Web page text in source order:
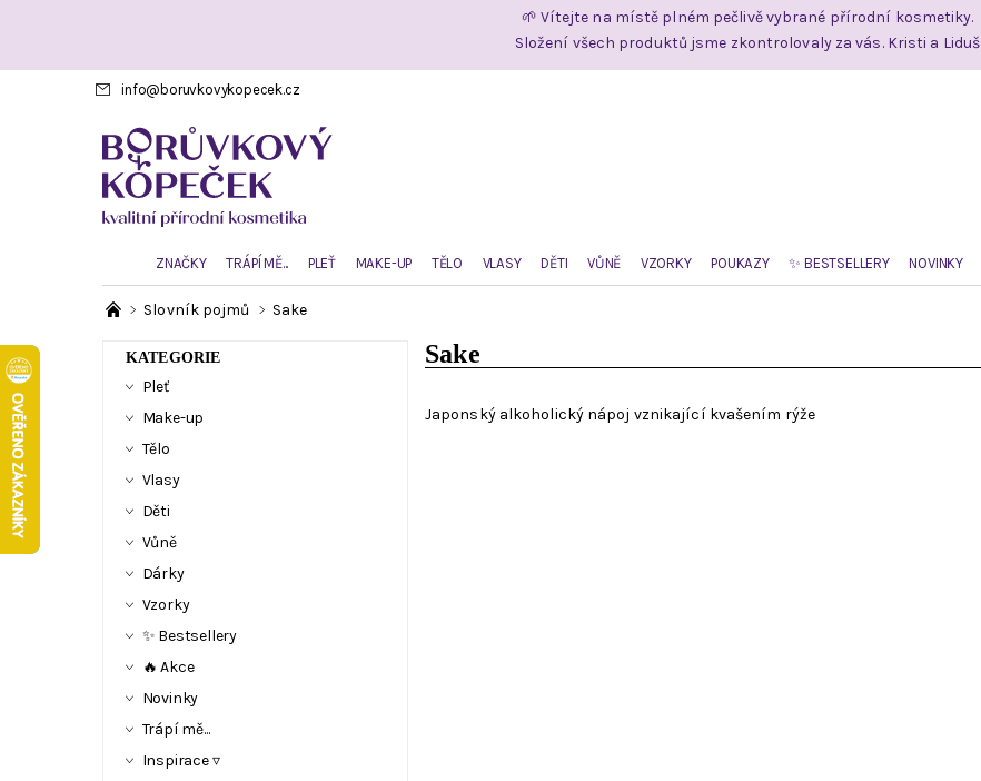
🌱 Vítejte na místě plném pečlivě vybrané přírodní kosmetiky.
Složení všech produktů jsme zkontrolovaly za vás. Kristi a Liduš
info@ boruvkovykopecek.cz
ZNAČKY TRÁPÍ MĚ... PLEŤ MAKE-UP TĚLO VLASY DĚTI VŮNĚ VZORKY POUKAZY ✨ BESTSELLERY NOVINKY
Slovník pojmů Sake
Sake
Japonský alkoholický nápoj vznikající kvašením rýže
KATEGORIE
Pleť
Make-up
Tělo
Vlasy
Děti
Vůně
Dárky
Vzorky
✨ Bestsellery
🔥 Akce
Novinky
Trápí mě...
Inspirace ▿